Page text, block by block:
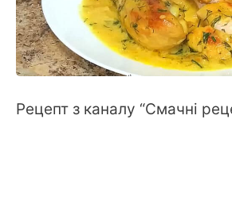
Рецепт з каналу “Смачні